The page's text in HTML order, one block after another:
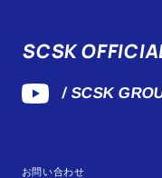
SCSK
/ SCSK
お問い合わせ